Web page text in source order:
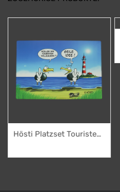
Hösti Platzset Touristen